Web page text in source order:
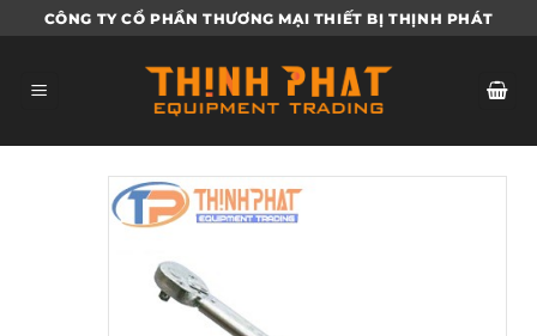
qua
dung
CÔNG TY CỔ PHẦN THƯƠNG MẠI THIẾT BỊ THỊNH PHÁT